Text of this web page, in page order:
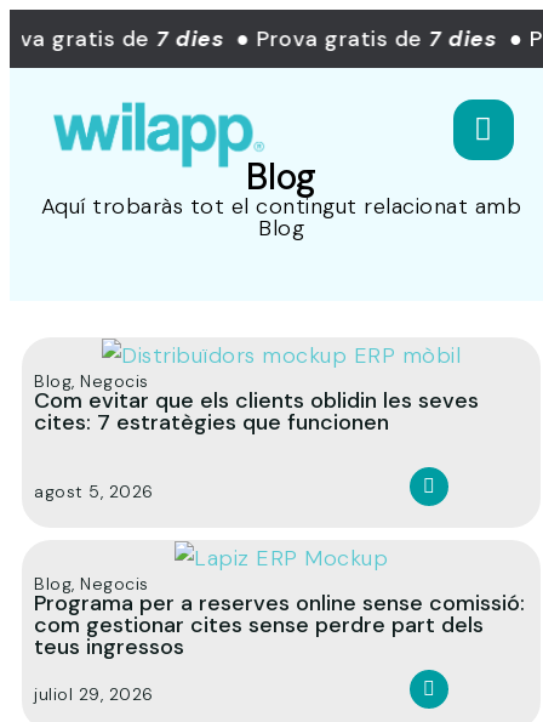
gratis de 7 dies ● Prova gratis de 7 dies ●
Blog
Aquí trobaràs tot el contingut relacionat amb
Blog
Blog, Negocis
Com evitar que els clients oblidin les seves
cites: 7 estratègies que funcionen
agost 5, 2026
Blog, Negocis
Programa per a reserves online sense comissió:
com gestionar cites sense perdre part dels
teus ingressos
juliol 29, 2026